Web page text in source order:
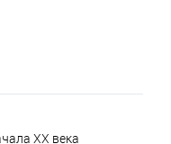
ХХ века